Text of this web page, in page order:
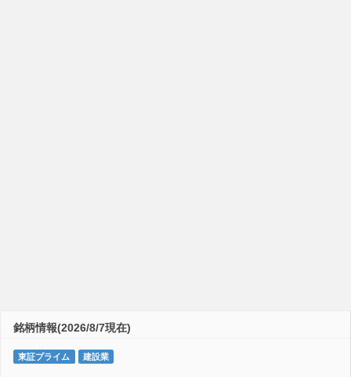
銘柄情報(2026/8/7現在)
東証プライム 建設業